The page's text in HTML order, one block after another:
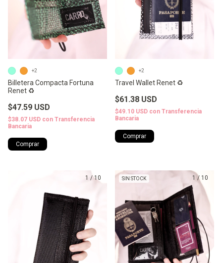
Billetera Compacta Fortuna
Renet ♻️
$47.59 USD
$38.07 USD con Transferencia
Bancaria
+2
Comprar
Travel Wallet Renet ♻️
$61.38 USD
$49.10 USD con Transferencia
Bancaria
+2
Comprar
1 /10 1 / 10
SIN STOCK